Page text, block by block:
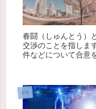
春闘（しゅんとう）
交渉のことを指しま
件などについて合意
FX